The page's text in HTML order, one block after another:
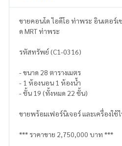
ขายคอนโด ไอดีโอ ท่าพระ อินเตอร์
ด MRT ท่าพระ
รหัสทรัพย์ (C1-0316)
- ขนาด 28 ตารางเมตร
- 1 ห้องนอน 1 ห้องน้ำ
- ชั้น 19 (ทั้งหมด 22 ชั้น)
ขายพร้อมเฟอร์นิเจอร์ และเครื่องใ
*** ราคาขาย 2,750,000 บาท ***